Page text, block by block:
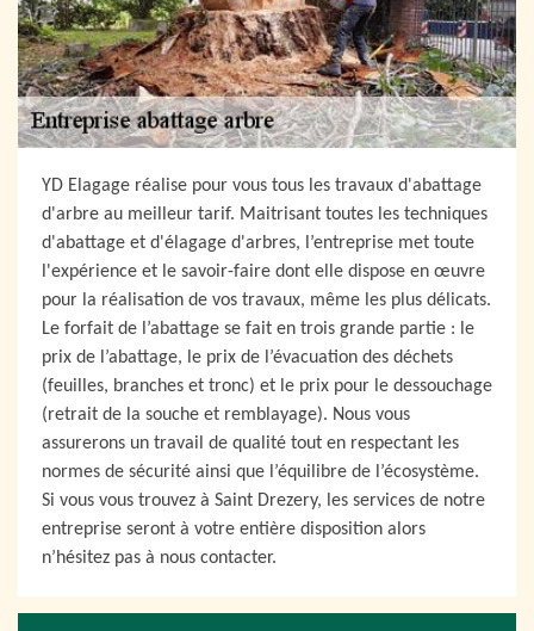
YD Elagage réalise pour vous tous les travaux d'abattage
d'arbre au meilleur tarif. Maitrisant toutes les techniques
d'abattage et d'élagage d'arbres, l’entreprise met toute
l'expérience et le savoir-faire dont elle dispose en œuvre
pour la réalisation de vos travaux, même les plus délicats.
Le forfait de l’abattage se fait en trois grande partie : le
prix de l’abattage, le prix de l’évacuation des déchets
(feuilles, branches et tronc) et le prix pour le dessouchage
(retrait de la souche et remblayage). Nous vous
assurerons un travail de qualité tout en respectant les
normes de sécurité ainsi que l’équilibre de l’écosystème.
Si vous vous trouvez à Saint Drezery, les services de notre
entreprise seront à votre entière disposition alors
n’hésitez pas à nous contacter.